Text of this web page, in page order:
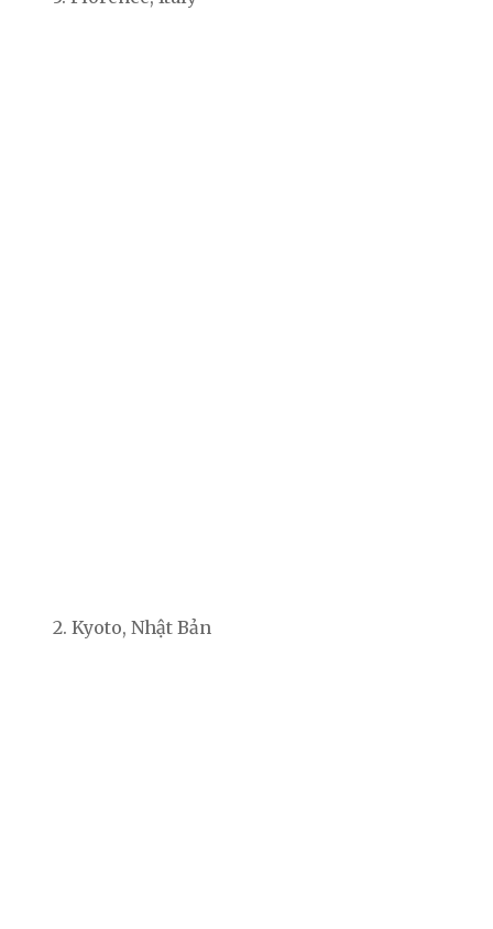
2. Kyoto, Nhật Bản